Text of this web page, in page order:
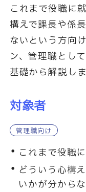
これまで役職に
構えで課長や係
ないという方向
ン、管理職とし
基礎から解説しま
対象者
管理職向け
これまで役職
どういう心構
いかが分から